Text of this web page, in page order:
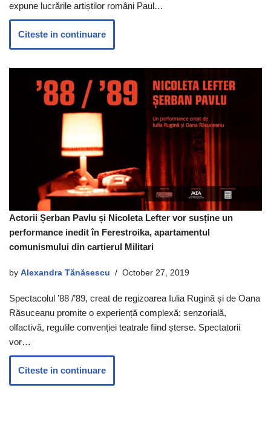
expune lucrările artiștilor români Paul…
Citeste in continuare
Actorii Șerban Pavlu și Nicoleta Lefter vor susține un
performance inedit în Ferestroika, apartamentul
comunismului din cartierul Militari
by Alexandra Tănăsescu October 27, 2019
Spectacolul ’88 /’89, creat de regizoarea Iulia Rugină și de Oana
Răsuceanu promite o experiență complexă: senzorială,
olfactivă, regulile convenției teatrale fiind șterse. Spectatorii
vor…
Citeste in continuare